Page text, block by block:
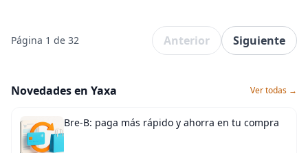
Página 1 de 32 Anterior Siguiente
Novedades en Yaxa Ver todas →
Bre-B: paga más rápido y ahorra en tu compra